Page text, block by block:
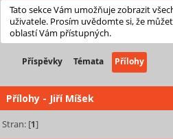
Tato sekce Vám umožňuje zobrazit
uživatele. Prosím uvědomte si, že
oblastí Vám přístupných.
Příspěvky Témata Přílohy
Přílohy - Jiří Míšek
Stran: [1]